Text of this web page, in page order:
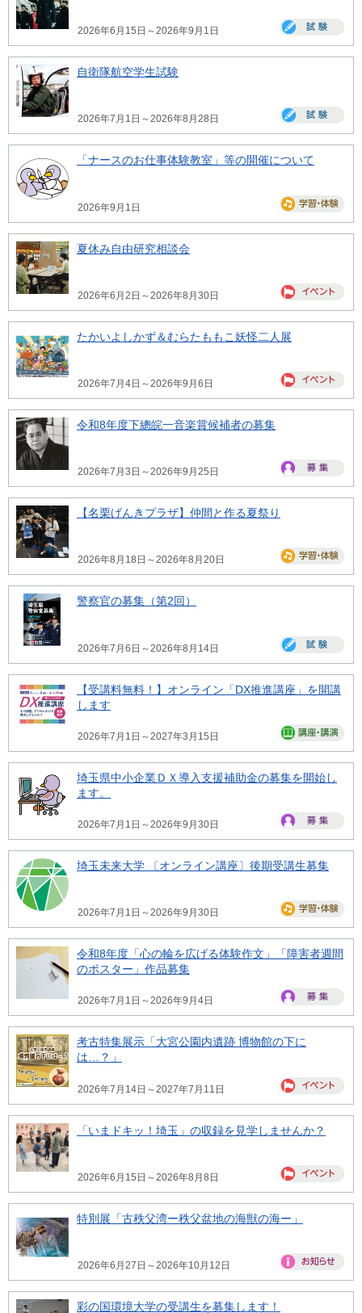
2026年6月15日～2026年9月1日
自衛隊航空学生試験
2026年7月1日～2026年8月28日
「ナースのお仕事体験教室」等の開催について
2026年9月1日
夏休み自由研究相談会
2026年6月2日～2026年8月30日
たかいよしかず＆むらたももこ妖怪二人展
2026年7月4日～2026年9月6日
令和8年度下總皖一音楽賞候補者の募集
2026年7月3日～2026年9月25日
【名栗げんきプラザ】仲間と作る夏祭り
2026年8月18日～2026年8月20日
警察官の募集（第2回）
2026年7月6日～2026年8月14日
【受講料無料！】オンライン「DX推進講座」を開講
します
2026年7月1日～2027年3月15日
埼玉県中小企業ＤＸ導入支援補助金の募集を開始し
ます。
2026年7月1日～2026年9月30日
埼玉未来大学 〔オンライン講座〕後期受講生募集
2026年7月1日～2026年9月30日
令和8年度「心の輪を広げる体験作文」「障害者週間
のポスター」作品募集
2026年7月1日～2026年9月4日
考古特集展示「大宮公園内遺跡 博物館の下に
は…？」
2026年7月14日～2027年7月11日
「いまドキッ！埼玉」の収録を見学しませんか？
2026年6月15日～2026年8月8日
特別展「古秩父湾ー秩父盆地の海獣の海ー」
2026年6月27日～2026年10月12日
彩の国環境大学の受講生を募集します！